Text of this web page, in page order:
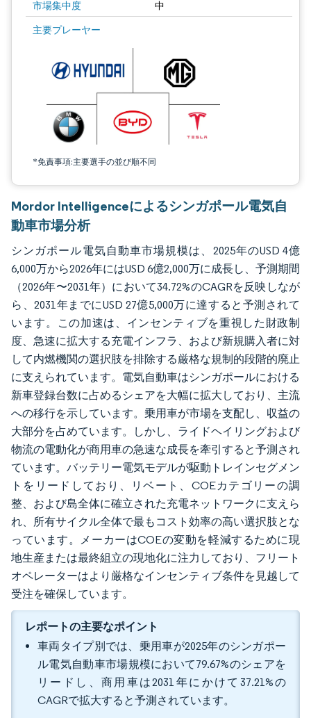
市場集中度 中
主要プレーヤー
*免責事項:主要選手の並び順不同
画像 © Mordor Intelligence。再利用にはCC BY 4.0の表示が必要です。
Mordor Intelligenceによるシンガポール電気自
動車市場分析
シンガポール電気自動車市場規模は、2025年のUSD 4億
6,000万から2026年にはUSD 6億2,000万に成長し、予測期間
（2026年〜2031年）において34.72%のCAGRを反映しなが
ら、2031年までにUSD 27億5,000万に達すると予測されて
います。この加速は、インセンティブを重視した財政制
度、急速に拡大する充電インフラ、および新規購入者に対
して内燃機関の選択肢を排除する厳格な規制的段階的廃止
に支えられています。電気自動車はシンガポールにおける
新車登録台数に占めるシェアを大幅に拡大しており、主流
への移行を示しています。乗用車が市場を支配し、収益の
大部分を占めています。しかし、ライドヘイリングおよび
物流の電動化が商用車の急速な成長を牽引すると予測され
ています。バッテリー電気モデルが駆動トレインセグメン
トをリードしており、リベート、COEカテゴリーの調
整、および島全体に確立された充電ネットワークに支えら
れ、所有サイクル全体で最もコスト効率の高い選択肢とな
っています。メーカーはCOEの変動を軽減するために現
地生産または最終組立の現地化に注力しており、フリート
オペレーターはより厳格なインセンティブ条件を見越して
受注を確保しています。
レポートの主要なポイント
車両タイプ別では、乗用車が2025年のシンガポー
ル電気自動車市場規模において79.67%のシェアを
リードし、商用車は2031年にかけて37.21%の
CAGRで拡大すると予測されています。